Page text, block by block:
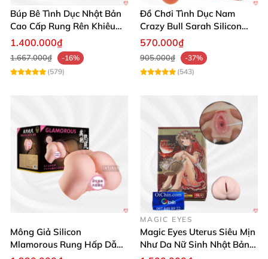
Búp Bê Tình Dục Nhật Bản
Cao Cấp Rung Rên Khiêu
Gợi 2 Lỗ
1.400.000₫
1.667.000₫
-16%
(579)
Đồ Chơi Tình Dục Nam
Crazy Bull Sarah Silicon
Cao Cấp
570.000₫
905.000₫
-37%
(543)
Mông Giả Silicon
Mlamorous Rung Hấp Dẫn
MAGIC EYES
Magic Eyes Uterus Siêu Mịn
Như Da Nữ Sinh Nhật Bản